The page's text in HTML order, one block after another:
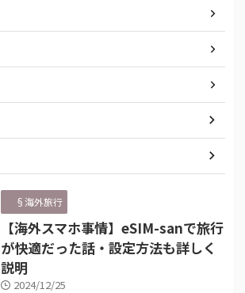
§海外旅行
【海外スマホ事情】eSIM-sanで旅行
が快適だった話・設定方法も詳しく
説明
2024/12/25